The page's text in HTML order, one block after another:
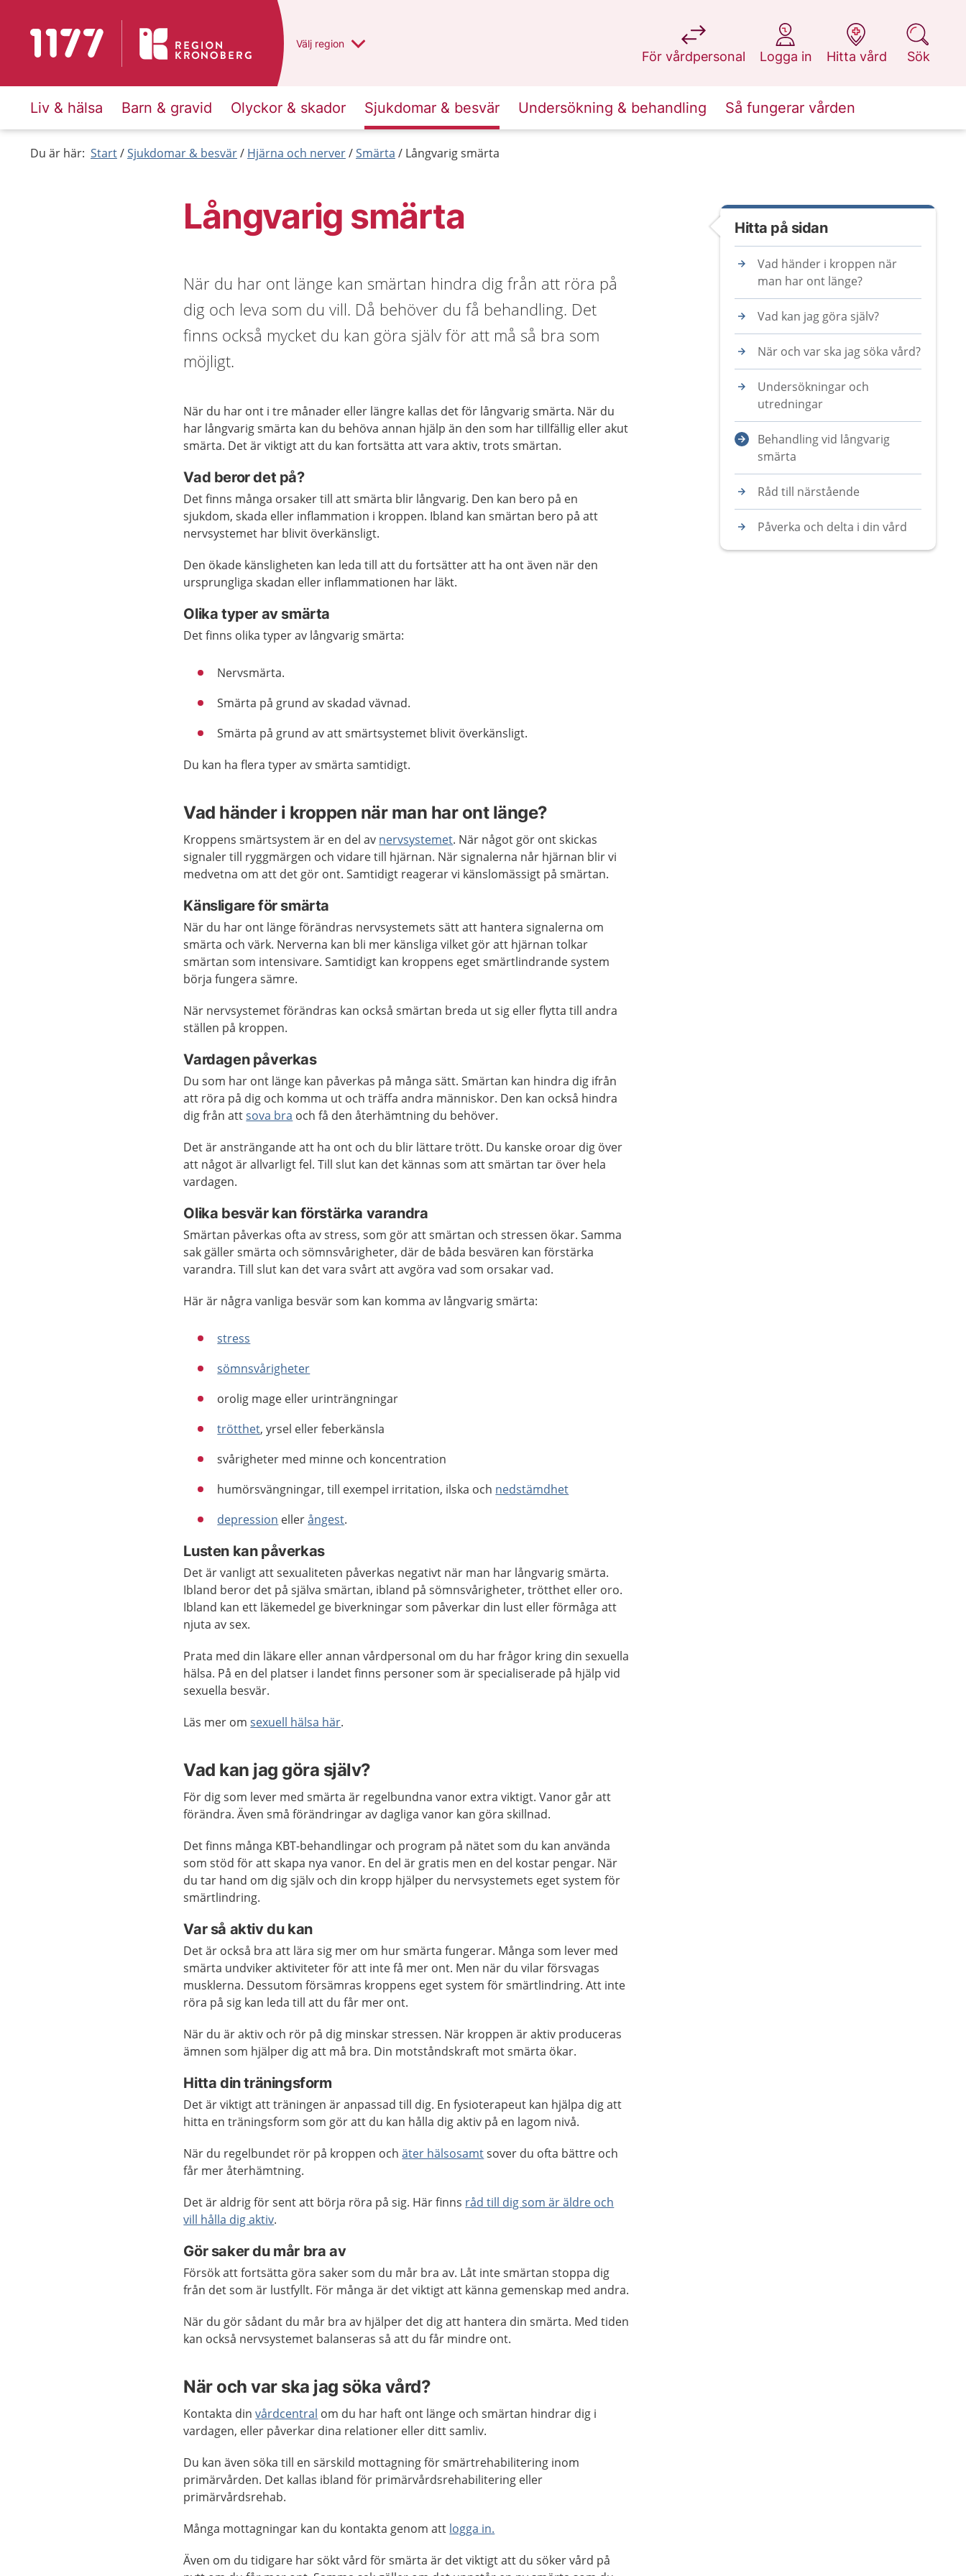
Till startsidan för 1177 Du har valt region
Välj en annan
region
För vårdpersonal
på 1177.se
Logga in
på 1177.se
Hitta vård
på 1177.se
Sök
på 1177.se
Liv & hälsa Barn & gravid Olyckor & skador Sjukdomar & besvär Undersökning & behandling Så fungerar vården
Du är här: Start Sjukdomar & besvär Hjärna och nerver Smärta Långvarig smärta
Långvarig smärta
När du har ont länge kan smärtan hindra dig från att röra på
dig och leva som du vill. Då behöver du få behandling. Det
finns också mycket du kan göra själv för att må så bra som
möjligt.
När du har ont i tre månader eller längre kallas det för långvarig smärta. När du
har långvarig smärta kan du behöva annan hjälp än den som har tillfällig eller akut
smärta. Det är viktigt att du kan fortsätta att vara aktiv, trots smärtan.
Vad beror det på?
Det finns många orsaker till att smärta blir långvarig. Den kan bero på en
sjukdom, skada eller inflammation i kroppen. Ibland kan smärtan bero på att
nervsystemet har blivit överkänsligt.
Den ökade känsligheten kan leda till att du fortsätter att ha ont även när den
ursprungliga skadan eller inflammationen har läkt.
Olika typer av smärta
Det finns olika typer av långvarig smärta:
Nervsmärta.
Smärta på grund av skadad vävnad.
Smärta på grund av att smärtsystemet blivit överkänsligt.
Du kan ha flera typer av smärta samtidigt.
Vad händer i kroppen när man har ont länge?
Kroppens smärtsystem är en del av nervsystemet. När något gör ont skickas
signaler till ryggmärgen och vidare till hjärnan. När signalerna når hjärnan blir vi
medvetna om att det gör ont. Samtidigt reagerar vi känslomässigt på smärtan.
Känsligare för smärta
När du har ont länge förändras nervsystemets sätt att hantera signalerna om
smärta och värk. Nerverna kan bli mer känsliga vilket gör att hjärnan tolkar
smärtan som intensivare. Samtidigt kan kroppens eget smärtlindrande system
börja fungera sämre.
När nervsystemet förändras kan också smärtan breda ut sig eller flytta till andra
ställen på kroppen.
Vardagen påverkas
Du som har ont länge kan påverkas på många sätt. Smärtan kan hindra dig ifrån
att röra på dig och komma ut och träffa andra människor. Den kan också hindra
dig från attsova bra och få den återhämtning du behöver.
Det är ansträngande att ha ont och du blir lättare trött. Du kanske oroar dig över
att något är allvarligt fel. Till slut kan det kännas som att smärtan tar över hela
vardagen.
Olika besvär kan förstärka varandra
Smärtan påverkas ofta av stress, som gör att smärtan och stressen ökar. Samma
sak gäller smärta och sömnsvårigheter, där de båda besvären kan förstärka
varandra. Till slut kan det vara svårt att avgöra vad som orsakar vad.
Här är några vanliga besvär som kan komma av långvarig smärta:
stress
sömnsvårigheter
orolig mage eller urinträngningar
trötthet, yrsel eller feberkänsla
svårigheter med minne och koncentration
humörsvängningar, till exempel irritation, ilska och nedstämdhet
depression ellerångest.
Lusten kan påverkas
Det är vanligt att sexualiteten påverkas negativt när man har långvarig smärta.
Ibland beror det på själva smärtan, ibland på sömnsvårigheter, trötthet eller oro.
Ibland kan ett läkemedel ge biverkningar som påverkar din lust eller förmåga att
njuta av sex.
Prata med din läkare eller annan vårdpersonal om du har frågor kring din sexuella
hälsa. På en del platser i landet finns personer som är specialiserade på hjälp vid
sexuella besvär.
Läs mer omsexuell hälsa här.
Vad kan jag göra själv?
För dig som lever med smärta är regelbundna vanor extra viktigt. Vanor går att
förändra. Även små förändringar av dagliga vanor kan göra skillnad.
Det finns många KBT-behandlingar och program på nätet som du kan använda
som stöd för att skapa nya vanor. En del är gratis men en del kostar pengar. När
du tar hand om dig själv och din kropp hjälper du nervsystemets eget system för
smärtlindring.
Var så aktiv du kan
Det är också bra att lära sig mer om hur smärta fungerar. Många som lever med
smärta undviker aktiviteter för att inte få mer ont. Men när du vilar försvagas
musklerna. Dessutom försämras kroppens eget system för smärtlindring. Att inte
röra på sig kan leda till att du får mer ont.
När du är aktiv och rör på dig minskar stressen. När kroppen är aktiv produceras
ämnen som hjälper dig att må bra. Din motståndskraft mot smärta ökar.
Hitta din träningsform
Det är viktigt att träningen är anpassad till dig. En fysioterapeut kan hjälpa dig att
hitta en träningsform som gör att du kan hålla dig aktiv på en lagom nivå.
När du regelbundet rör på kroppen ochäter hälsosamtsover du ofta bättre och
får mer återhämtning.
Det är aldrig för sent att börja röra på sig. Här finns råd till dig som är äldre och
vill hålla dig aktiv.
Gör saker du mår bra av
Försök att fortsätta göra saker som du mår bra av. Låt inte smärtan stoppa dig
från det som är lustfyllt. För många är det viktigt att känna gemenskap med andra.
När du gör sådant du mår bra av hjälper det dig att hantera din smärta. Med tiden
kan också nervsystemet balanseras så att du får mindre ont.
När och var ska jag söka vård?
Kontakta dinvårdcentral om du har haft ont länge och smärtan hindrar dig i
vardagen, eller påverkar dina relationer eller ditt samliv.
Du kan även söka till en särskild mottagning för smärtrehabilitering inom
primärvården. Det kallas ibland för primärvårdsrehabilitering eller
primärvårdsrehab.
Många mottagningar kan du kontakta genom att logga in.
Även om du tidigare har sökt vård för smärta är det viktigt att du söker vård på
Hitta på sidan
Vad händer i kroppen när
man har ont länge?
Vad kan jag göra själv?
När och var ska jag söka vård?
Undersökningar och
utredningar
Behandling vid långvarig
smärta
Råd till närstående
Påverka och delta i din vård